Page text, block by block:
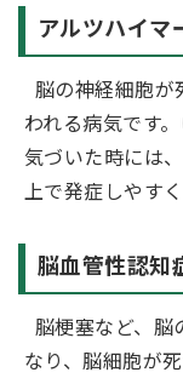
アルツハイマ
脳の神経細胞が
われる病気です
気づいた時には
上で発症しやす
脳血管性認知
脳梗塞など、脳
なり、脳細胞が